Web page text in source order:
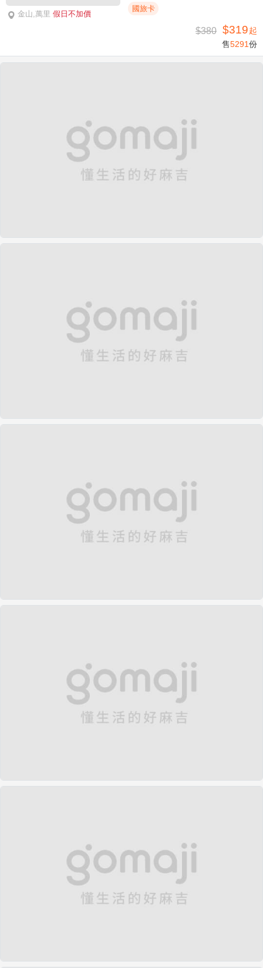
金山,萬里 假日不加價
國旅卡
$380 $319起
售5291份